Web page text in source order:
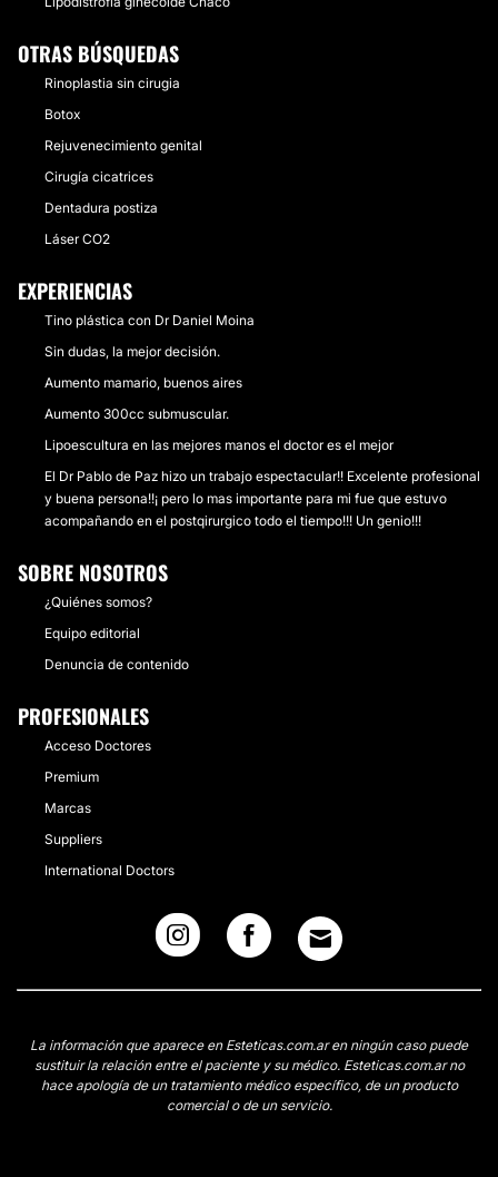
OTRAS BÚSQUEDAS
Rinoplastia sin cirugia
Botox
Rejuvenecimiento genital
Cirugía cicatrices
Dentadura postiza
Láser CO2
EXPERIENCIAS
Tino plástica con Dr Daniel Moina
Sin dudas, la mejor decisión.
Aumento mamario, buenos aires
Aumento 300cc submuscular.
Lipoescultura en las mejores manos el doctor es el mejor
El Dr Pablo de Paz hizo un trabajo espectacular!! Excelente profesional
y buena persona!!¡ pero lo mas importante para mi fue que estuvo
acompañando en el postqirurgico todo el tiempo!!! Un genio!!!
SOBRE NOSOTROS
¿Quiénes somos?
Equipo editorial
Denuncia de contenido
PROFESIONALES
Acceso Doctores
Premium
Marcas
Suppliers
International Doctors
La información que aparece en Esteticas.com.ar en ningún caso puede
sustituir la relación entre el paciente y su médico. Esteticas.com.ar no
hace apología de un tratamiento médico específico, de un producto
comercial o de un servicio.